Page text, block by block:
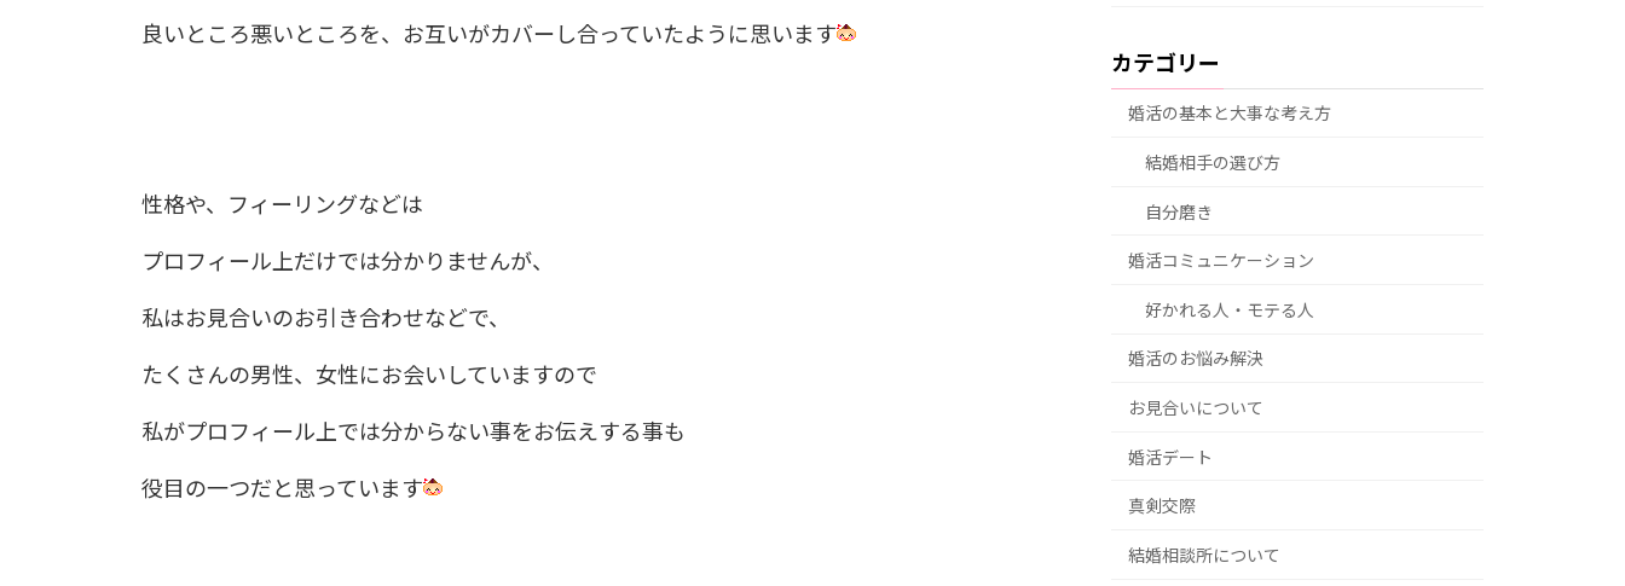
良いところ悪いところを、お互いがカバーし合っていたように思います
性格や、フィーリングなどは
プロフィール上だけでは分かりませんが、
私はお見合いのお引き合わせなどで、
たくさんの男性、女性にお会いしていますので
私がプロフィール上では分からない事をお伝えする事も
役目の一つだと思っています
カテゴリー
婚活の基本と大事な考え方
結婚相手の選び方
自分磨き
婚活コミュニケーション
好かれる人・モテる人
婚活のお悩み解決
お見合いについて
婚活デート
真剣交際
結婚相談所について